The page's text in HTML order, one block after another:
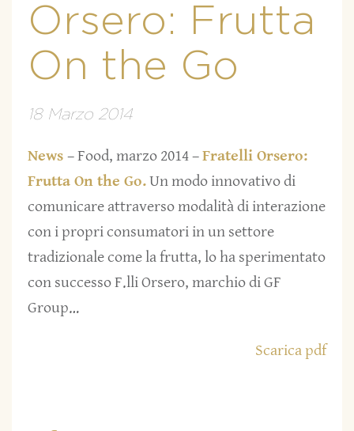
Orsero: Frutta
On the Go
18 Marzo 2014
News – Food, marzo 2014 –Fratelli Orsero:
Frutta On the Go.Un modo innovativo di
comunicare attraverso modalità di interazione
con i propri consumatori in un settore
tradizionale come la frutta, lo ha sperimentato
con successo F.lli Orsero, marchio di GF
Group…
Scarica pdf